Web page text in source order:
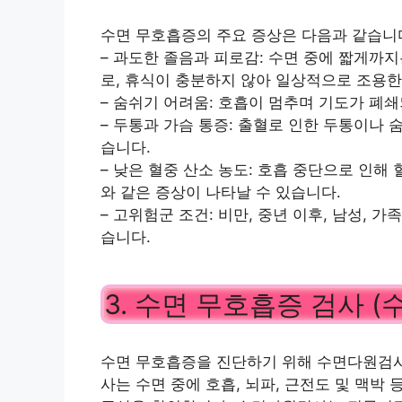
수면 무호흡증의 주요 증상은 다음과 같습니
– 과도한 졸음과 피로감: 수면 중에 짧게까
로, 휴식이 충분하지 않아 일상적으로 조용
– 숨쉬기 어려움: 호흡이 멈추며 기도가 폐
– 두통과 가슴 통증: 출혈로 인한 두통이나
습니다.
– 낮은 혈중 산소 농도: 호흡 중단으로 인해
와 같은 증상이 나타날 수 있습니다.
– 고위험군 조건: 비만, 중년 이후, 남성, 가
습니다.
3. 수면 무호흡증 검사 (
수면 무호흡증을 진단하기 위해 수면다원
사는 수면 중에 호흡, 뇌파, 근전도 및 맥박